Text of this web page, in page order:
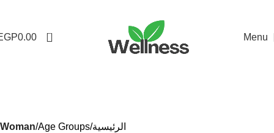
Menu
0
0.00
الرئيسية Age Groups
Woman